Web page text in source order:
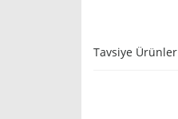
Tavsiye Ürünler